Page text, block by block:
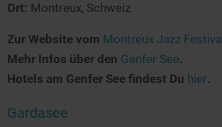
Ort: Montreux, Schweiz
Zur Website vom Montreux Jazz Festival
Mehr Infos über den Genfer See.
Hotels am Genfer See findest Du hier.
Gardasee